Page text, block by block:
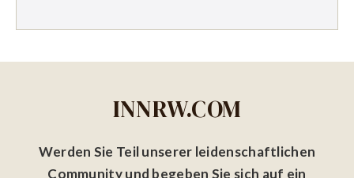
INNRW.COM
Werden Sie Teil unserer leidenschaftlichen
Community und begeben Sie sich auf ein